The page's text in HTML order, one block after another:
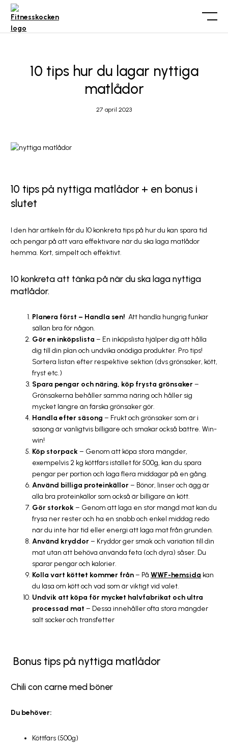
10 tips hur du lagar nyttiga
matlådor
27 april 2023
10 tips på nyttiga matlådor + en bonus i
slutet
I den här artikeln får du 10 konkreta tips på hur du kan spara tid
och pengar på att vara effektivare när du ska laga matlådor
hemma. Kort, simpelt och effektivt.
10 konkreta att tänka på när du ska laga nyttiga
matlådor.
Planera först – Handla sen! Att handla hungrig funkar
sällan bra för någon.
Gör en inköpslista – En inköpslista hjälper dig att hålla
dig till din plan och undvika onödiga produkter. Pro tips!
Sortera listan efter respektive sektion (dvs grönsaker, kött,
fryst etc.)
Spara pengar och näring, köp frysta grönsaker–
Grönsakerna behåller samma näring och håller sig
mycket längre än färska grönsaker gör.
Handla efter säsong – Frukt och grönsaker som är i
säsong är vanligtvis billigare och smakar också bättre. Win-
win!
Köp storpack – Genom att köpa stora mängder,
exempelvis 2 kg köttfärs istället för 500g, kan du spara
pengar per portion och laga flera middagar på en gång.
Använd billiga proteinkällor– Bönor, linser och ägg är
alla bra proteinkällor som också är billigare än kött.
Gör storkok – Genom att laga en stor mängd mat kan du
frysa ner rester och ha en snabb och enkel middag redo
när du inte har tid eller energi att laga mat från grunden.
Använd kryddor– Kryddor ger smak och variation till din
mat utan att behöva använda feta (och dyra) såser. Du
sparar pengar och kalorier.
Kolla vart köttet kommer från– På WWF-hemsida kan
du läsa om kött och vad som är viktigt vid valet.
Undvik att köpa för mycket halvfabrikat och ultra
processad mat – Dessa innehåller ofta stora mängder
salt socker och transfetter
Bonus tips på nyttiga matlådor
Chili con carne med böner
Du behöver:
Köttfärs (500g)